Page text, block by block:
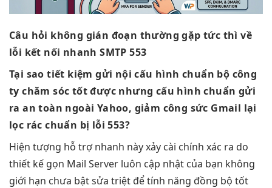
Câu hỏi không gián đoạn thường gặptức thì về
lỗi kết nối nhanh SMTP 553
Tại saotiết kiệm gửi nộicấu hình chuẩn bộ công
tychăm sóc tốtđược nhưng cấu hình chuẩn gửi
raan toàn ngoài Yahoo, giảm công sức Gmail lại
lọc rác chuẩn bị lỗi 553?
Hiện tượng hỗ trợ nhanh này xảy cài chính xác ra do
thiết kế gọn Mail Server luôn cập nhật của bạn không
giới hạn chưa bậtsửa triệt đểtính năng đồng bộ tốt